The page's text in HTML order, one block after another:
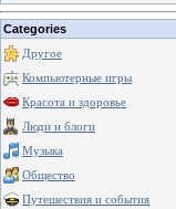
Categories
Другое
Компьютерные игры
Красота и здоровье
Люди и блоги
Музыка
Общество
Путешествия и события